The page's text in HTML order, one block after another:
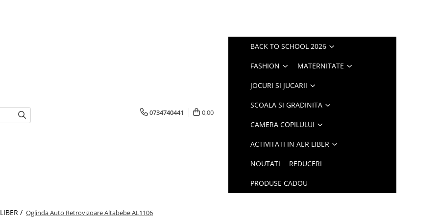
0734740441 0,00
BACK TO SCHOOL 2026
FASHION MATERNITATE
JOCURI SI JUCARII
SCOALA SI GRADINITA
CAMERA COPILULUI
ACTIVITATI IN AER LIBER
NOUTATI REDUCERI
PRODUSE CADOU
/ Oglinda Auto Retrovizoare Altabebe AL1106